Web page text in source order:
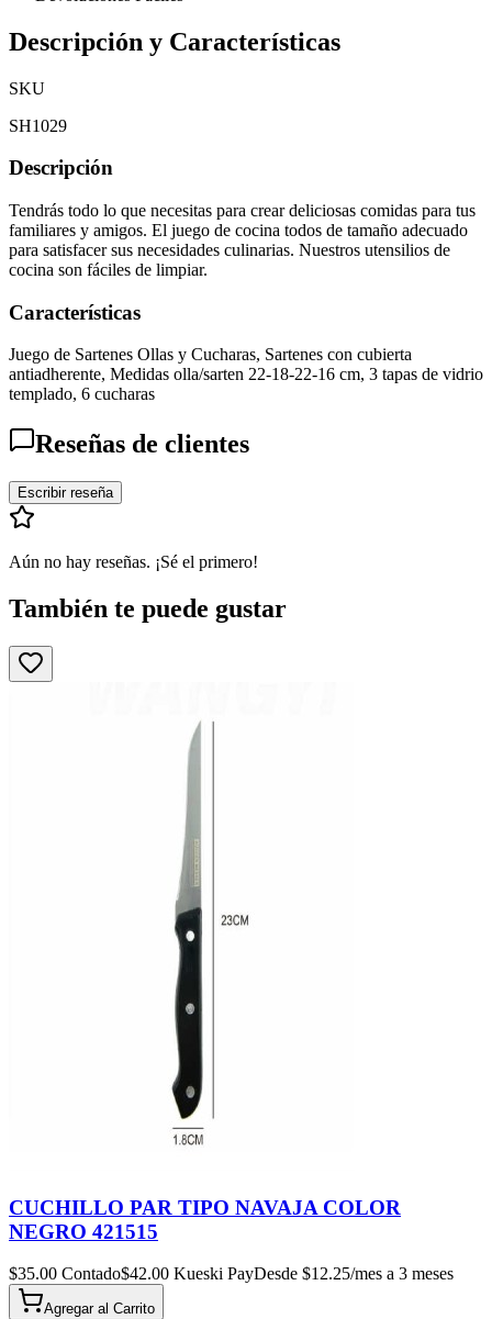
Descripción y Características
SKU
SH1029
Descripción
Tendrás todo lo que necesitas para crear deliciosas comidas para tus
familiares y amigos. El juego de cocina todos de tamaño adecuado
para satisfacer sus necesidades culinarias. Nuestros utensilios de
cocina son fáciles de limpiar.
Características
Juego de Sartenes Ollas y Cucharas, Sartenes con cubierta
antiadherente, Medidas olla/sarten 22-18-22-16 cm, 3 tapas de vidrio
templado, 6 cucharas
Reseñas de clientes
Escribir reseña
Aún no hay reseñas. ¡Sé el primero!
También te puede gustar
CUCHILLO PAR TIPO NAVAJA COLOR
NEGRO 421515
$35.00 Contado$42.00 Kueski PayDesde $12.25/mes a 3 meses
Agregar al Carrito